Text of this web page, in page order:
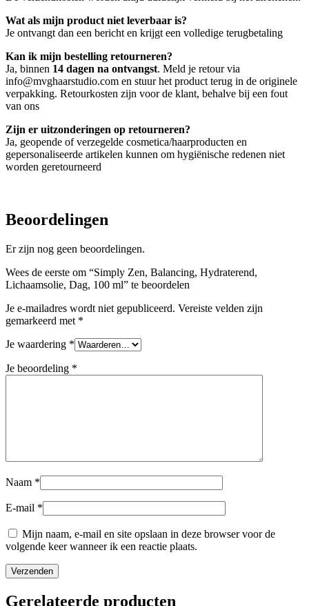
Wat als mijn product niet leverbaar is?
Je ontvangt dan een bericht en krijgt een volledige terugbetaling
Kan ik mijn bestelling retourneren?
Ja, binnen 14 dagen na ontvangst. Meld je retour via
info@mvghaarstudio.com en stuur het product terug in de originele
verpakking. Retourkosten zijn voor de klant, behalve bij een fout
van ons
Zijn er uitzonderingen op retourneren?
Ja, geopende of verzegelde cosmetica/haarproducten en
gepersonaliseerde artikelen kunnen om hygiënische redenen niet
worden geretourneerd
Beoordelingen
Er zijn nog geen beoordelingen.
Wees de eerste om “Simply Zen, Balancing, Hydraterend,
Lichaamsolie, Dag, 100 ml” te beoordelen
Je e-mailadres wordt niet gepubliceerd. Vereiste velden zijn
gemarkeerd met *
Je waardering *
Je beoordeling *
Naam *
E-mail *
Mijn naam, e-mail en site opslaan in deze browser voor de
volgende keer wanneer ik een reactie plaats.
Gerelateerde producten